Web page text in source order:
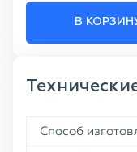
В
Способ